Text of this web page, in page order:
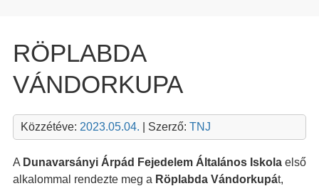
RÖPLABDA
VÁNDORKUPA
Közzétéve: 2023.05.04. | Szerző: TNJ
A Dunavarsányi Árpád Fejedelem Általános Iskolaelső
alkalommal rendezte meg a Röplabda Vándorkupát,